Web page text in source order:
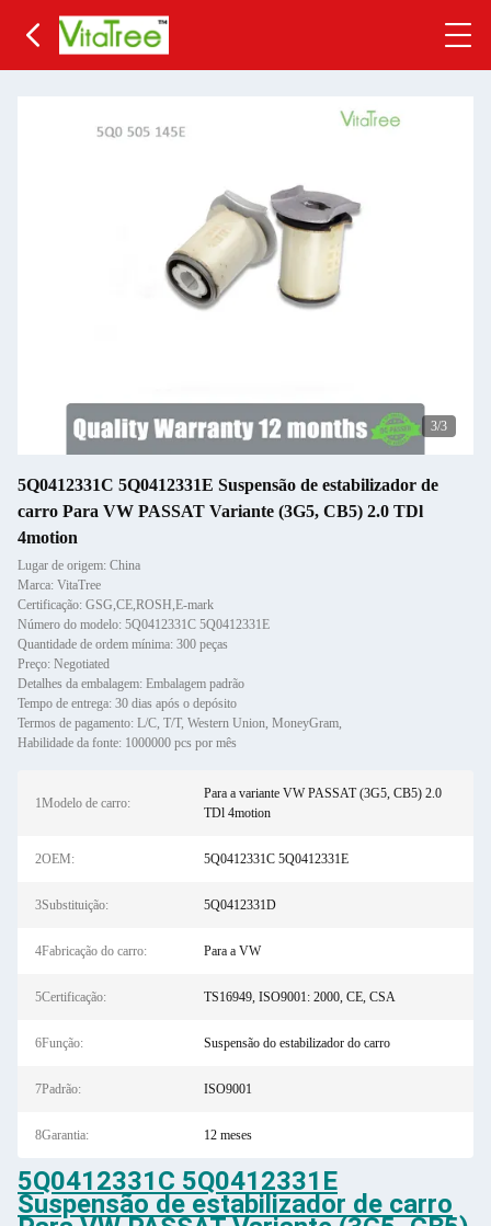
3/3
5Q0412331C 5Q0412331E Suspensão de estabilizador de
carro Para VW PASSAT Variante (3G5, CB5) 2.0 TDl
4motion
Lugar de origem: China
Marca: VitaTree
Certificação: GSG,CE,ROSH,E-mark
Número do modelo: 5Q0412331C 5Q0412331E
Quantidade de ordem mínima: 300 peças
Preço: Negotiated
Detalhes da embalagem: Embalagem padrão
Tempo de entrega: 30 dias após o depósito
Termos de pagamento: L/C, T/T, Western Union, MoneyGram,
Habilidade da fonte: 1000000 pcs por mês
1Modelo de carro:
Para a variante VW PASSAT (3G5, CB5) 2.0
TDl 4motion
2OEM: 5Q0412331C 5Q0412331E
3Substituição: 5Q0412331D
4Fabricação do carro: Para a VW
5Certificação: TS16949, ISO9001: 2000, CE, CSA
6Função: Suspensão do estabilizador do carro
7Padrão: ISO9001
8Garantia: 12 meses
5Q0412331C 5Q0412331E
Suspensão de estabilizador de carro